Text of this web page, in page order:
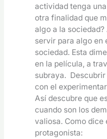
actividad tenga
otra finalidad que
algo a la
servir para algo en
sociedad. Esta
en la película, a
subraya.
con el
Así descubre que
cuando son los
valiosa. Como dice
protagonista: